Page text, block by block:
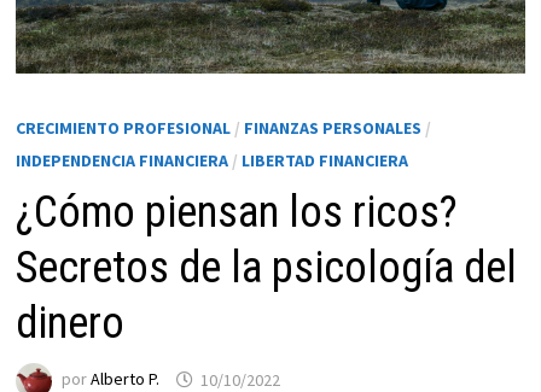
CRECIMIENTO PROFESIONAL/ FINANZAS PERSONALES /
INDEPENDENCIA FINANCIERA/ LIBERTAD FINANCIERA
¿Cómo piensan los ricos?
Secretos de la psicología del
dinero
porAlberto P. 10/10/2022
Necesarias
cookies no